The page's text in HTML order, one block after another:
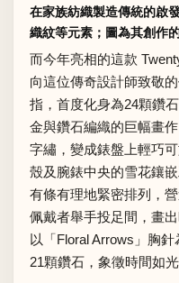
在家族紡織製造傳統的啟
織紋等元素；圖為其創作
而今年亮相的這款
向這位傳奇設計師致敬
指，首度化身為24顆鑽
金與鑽石編織的巨幅畫
字繡，變成錶盤上輕巧
殼及腕錶中央的雪花鑲
有條有理地緊密排列，
佩戴者舉手投足間，畫
以「Floral Arrows」胸
21顆鑽石，象徵時間如